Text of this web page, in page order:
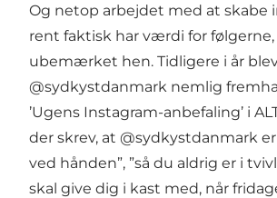
Og netop arbejdet med at skabe
rent faktisk har værdi for
ubemærket hen. Tidligere i år
@sydkystdanmark nemlig
’Ugens Instagram-anbefaling’ i
der skrev, at @sydkystdanmark
ved hånden”, ”så du aldrig er i
skal give dig i kast med, når